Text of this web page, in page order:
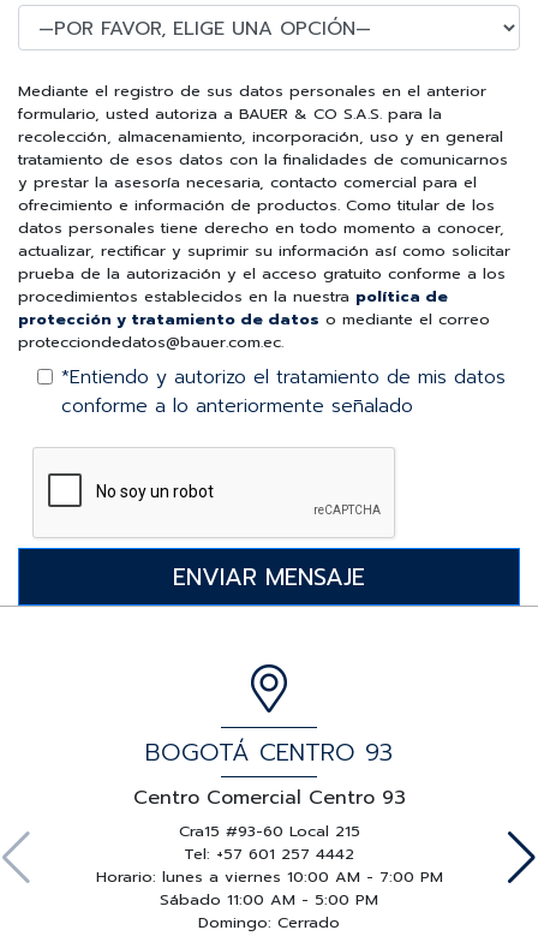
Mediante el registro de sus datos personales en el anterior
formulario, usted autoriza a BAUER & CO S.A.S. para la
recolección, almacenamiento, incorporación, uso y en general
tratamiento de esos datos con la finalidades de comunicarnos
y prestar la asesoría necesaria, contacto comercial para el
ofrecimiento e información de productos. Como titular de los
datos personales tiene derecho en todo momento a conocer,
actualizar, rectificar y suprimir su información así como solicitar
prueba de la autorización y el acceso gratuito conforme a los
procedimientos establecidos en la nuestra política de
protección y tratamiento de datos o mediante el correo
protecciondedatos@bauer.com.ec.
*Entiendo y autorizo el tratamiento de mis datos
conforme a lo anteriormente señalado
BOGOTÁ CENTRO 93
Centro Comercial Centro 93
Cra15 #93-60 Local 215
Tel: +57 601 257 4442
Horario: lunes a viernes 10:00 AM - 7:00 PM
Sábado 11:00 AM - 5:00 PM
Domingo: Cerrado